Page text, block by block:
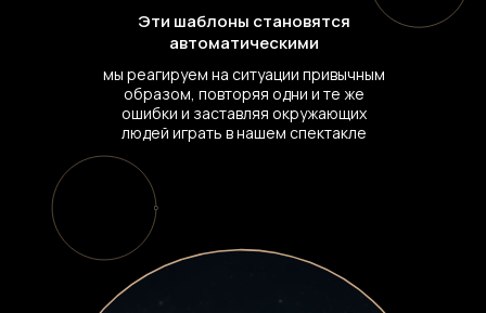
Эти шаблоны становятся
автоматическими
мы реагируем на ситуации привычным
образом, повторяя одни и те же
ошибки и заставляя окружающих
людей играть в нашем спектакле